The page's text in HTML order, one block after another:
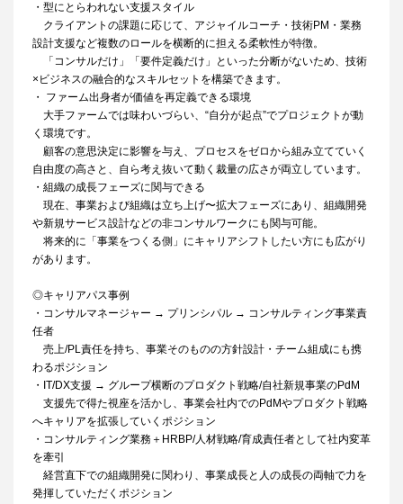
・型にとらわれない支援スタイル
クライアントの課題に応じて、アジャイルコーチ・技術PM・業務
設計支援など複数のロールを横断的に担える柔軟性が特徴。
「コンサルだけ」「要件定義だけ」といった分断がないため、技術
×ビジネスの融合的なスキルセットを構築できます。
・ ファーム出身者が価値を再定義できる環境
大手ファームでは味わいづらい、“自分が起点”でプロジェクトが動
く環境です。
顧客の意思決定に影響を与え、プロセスをゼロから組み立てていく
自由度の高さと、自ら考え抜いて動く裁量の広さが両立しています。
・組織の成長フェーズに関与できる
現在、事業および組織は立ち上げ〜拡大フェーズにあり、組織開発
や新規サービス設計などの非コンサルワークにも関与可能。
将来的に「事業をつくる側」にキャリアシフトしたい方にも広がり
があります。
◎キャリアパス事例
・コンサルマネージャー → プリンシパル → コンサルティング事業責
任者
売上/PL責任を持ち、事業そのものの方針設計・チーム組成にも携
わるポジション
・IT/DX支援 → グループ横断のプロダクト戦略/自社新規事業のPdM
支援先で得た視座を活かし、事業会社内でのPdMやプロダクト戦略
へキャリアを拡張していくポジション
・コンサルティング業務＋HRBP/人材戦略/育成責任者として社内変革
を牽引
経営直下での組織開発に関わり、事業成長と人の成長の両軸で力を
発揮していただくポジション